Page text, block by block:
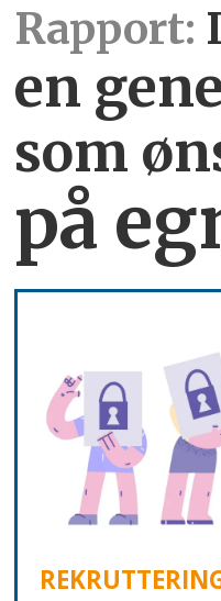
Rapport:
en
som
på